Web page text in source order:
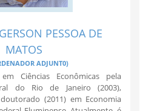
PESSOA DE
MATOS
ADJUNT0)
Ciências Econômicas pela
do Rio de Janeiro (2003),
(2011) em Economia